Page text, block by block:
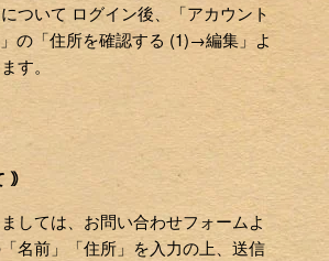
ついて ログイン後、「アカウント
の「住所を確認する (1)→編集」よ
す。
｠
ましては、お問い合わせフォームよ
名前」「住所」を入力の上、送信